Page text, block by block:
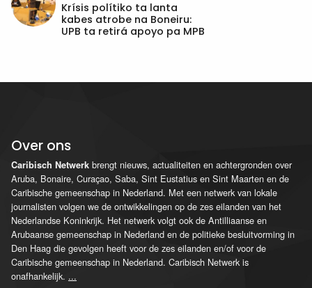
Krísis polítiko ta lanta
kabes atrobe na Boneiru:
UPB ta retirá apoyo pa MPB
Over ons
Caribisch Netwerk brengt nieuws, actualiteiten en achtergronden over
Aruba, Bonaire, Curaçao, Saba, Sint Eustatius en Sint Maarten en de
Caribische gemeenschap in Nederland. Met een netwerk van lokale
journalisten volgen we de ontwikkelingen op de zes eilanden van het
Nederlandse Koninkrijk. Het netwerk volgt ook de Antilliaanse en
Arubaanse gemeenschap in Nederland en de politieke besluitvorming in
Den Haag die gevolgen heeft voor de zes eilanden en/of voor de
Caribische gemeenschap in Nederland. Caribisch Netwerk is
onafhankelijk. ...